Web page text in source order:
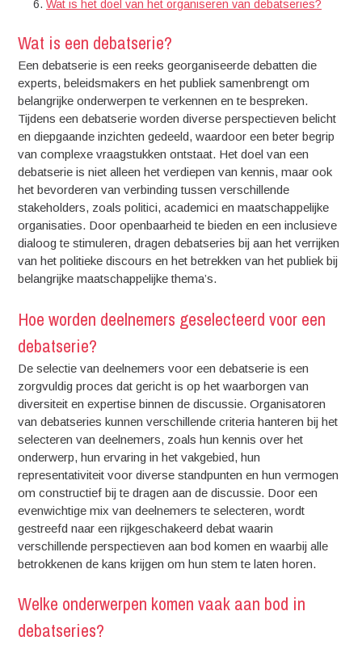
Wat is het doel van het organiseren van debatseries?
Wat is een debatserie?
Een debatserie is een reeks georganiseerde debatten die
experts, beleidsmakers en het publiek samenbrengt om
belangrijke onderwerpen te verkennen en te bespreken.
Tijdens een debatserie worden diverse perspectieven belicht
en diepgaande inzichten gedeeld, waardoor een beter begrip
van complexe vraagstukken ontstaat. Het doel van een
debatserie is niet alleen het verdiepen van kennis, maar ook
het bevorderen van verbinding tussen verschillende
stakeholders, zoals politici, academici en maatschappelijke
organisaties. Door openbaarheid te bieden en een inclusieve
dialoog te stimuleren, dragen debatseries bij aan het verrijken
van het politieke discours en het betrekken van het publiek bij
belangrijke maatschappelijke thema’s.
Hoe worden deelnemers geselecteerd voor een
debatserie?
De selectie van deelnemers voor een debatserie is een
zorgvuldig proces dat gericht is op het waarborgen van
diversiteit en expertise binnen de discussie. Organisatoren
van debatseries kunnen verschillende criteria hanteren bij het
selecteren van deelnemers, zoals hun kennis over het
onderwerp, hun ervaring in het vakgebied, hun
representativiteit voor diverse standpunten en hun vermogen
om constructief bij te dragen aan de discussie. Door een
evenwichtige mix van deelnemers te selecteren, wordt
gestreefd naar een rijkgeschakeerd debat waarin
verschillende perspectieven aan bod komen en waarbij alle
betrokkenen de kans krijgen om hun stem te laten horen.
Welke onderwerpen komen vaak aan bod in
debatseries?